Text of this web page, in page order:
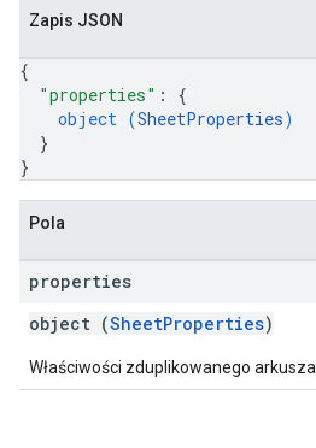
Zapis JSON
{
"properties" : {
object (SheetProperties)
}
}
Pola
properties
object (SheetProperties)
Właściwości zduplikowanego arkusza.